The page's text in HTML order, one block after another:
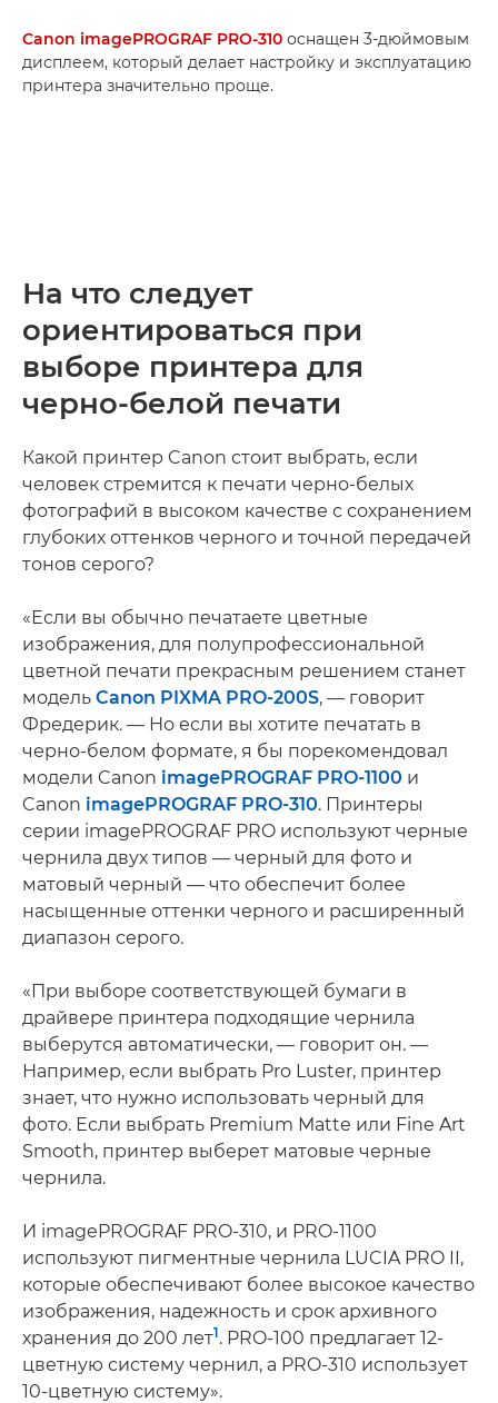
Canon imagePROGRAF PRO-310 оснащен 3-дюймовым
дисплеем, который делает настройку и эксплуатацию
принтера значительно проще.
На что следует
ориентироваться при
выборе принтера для
черно-белой печати
Какой принтер Canon стоит выбрать, если
человек стремится к печати черно-белых
фотографий в высоком качестве с сохранением
глубоких оттенков черного и точной передачей
тонов серого?
«Если вы обычно печатаете цветные
изображения, для полупрофессиональной
цветной печати прекрасным решением станет
модель Canon PIXMA PRO-200S, — говорит
Фредерик. — Но если вы хотите печатать в
черно-белом формате, я бы порекомендовал
модели Canon imagePROGRAF PRO-1100 и
Canon imagePROGRAF PRO-310. Принтеры
серии imagePROGRAF PRO используют черные
чернила двух типов — черный для фото и
матовый черный — что обеспечит более
насыщенные оттенки черного и расширенный
диапазон серого.
«При выборе соответствующей бумаги в
драйвере принтера подходящие чернила
выберутся автоматически, — говорит он. —
Например, если выбрать Pro Luster, принтер
знает, что нужно использовать черный для
фото. Если выбрать Premium Matte или Fine Art
Smooth, принтер выберет матовые черные
чернила.
И imagePROGRAF PRO-310, и PRO-1100
используют пигментные чернила LUCIA PRO II,
которые обеспечивают более высокое качество
изображения, надежность и срок архивного
хранения до 200 лет1. PRO-100 предлагает 12-
цветную систему чернил, а PRO-310 использует
10-цветную систему».